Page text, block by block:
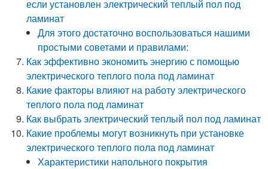
если установлен электрический теплый пол под
ламинат
Для этого достаточно воспользоваться нашими
простыми советами и правилами:
Как эффективно экономить энергию с помощью
электрического теплого пола под ламинат
Какие факторы влияют на работу электрического
теплого пола под ламинат
Как выбрать электрический теплый пол под ламинат
Какие проблемы могут возникнуть при установке
электрического теплого пола под ламинат
Характеристики напольного покрытия